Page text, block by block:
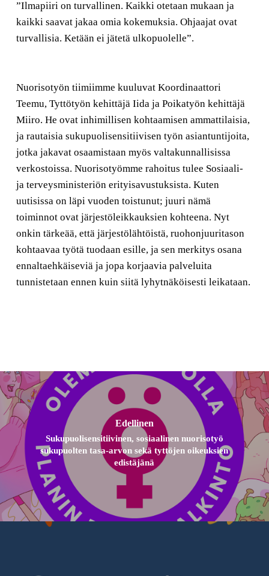
”Ilmapiiri on turvallinen. Kaikki otetaan mukaan ja
kaikki saavat jakaa omia kokemuksia. Ohjaajat ovat
turvallisia. Ketään ei jätetä ulkopuolelle”.
Nuorisotyön tiimiimme kuuluvat Koordinaattori
Teemu, Tyttötyön kehittäjä Iida ja Poikatyön kehittäjä
Miiro. He ovat inhimillisen kohtaamisen ammattilaisia,
ja rautaisia sukupuolisensitiivisen työn asiantuntijoita,
jotka jakavat osaamistaan myös valtakunnallisissa
verkostoissa. Nuorisotyömme rahoitus tulee Sosiaali-
ja terveysministeriön erityisavustuksista. Kuten
uutisissa on läpi vuoden toistunut; juuri nämä
toiminnot ovat järjestöleikkauksien kohteena. Nyt
onkin tärkeää, että järjestölähtöistä, ruohonjuuritason
kohtaavaa työtä tuodaan esille, ja sen merkitys osana
ennaltaehkäiseviä ja jopa korjaavia palveluita
tunnistetaan ennen kuin siitä lyhytnäköisesti leikataan.
Edellinen
Sukupuolisensitiivinen, sosiaalinen nuorisotyö
sukupuolten tasa-arvon sekä tyttöjen oikeuksien
edistäjänä